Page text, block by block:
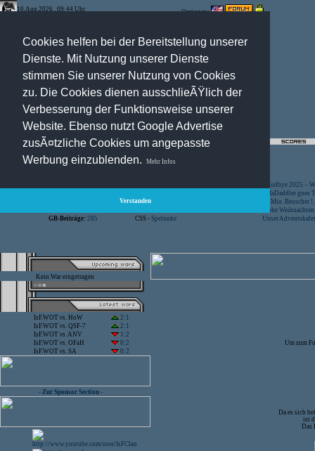
Cookies helfen bei der Bereitstellung unserer
Dienste. Mit Nutzung unserer Dienste
stimmen Sie unserer Nutzung von Cookies
zu. Die Cookies dienen ausschlieÃŸlich der
Verbesserung der Funktionsweise unserer
Website. Ebenso nutzt Google Advertise
zusÃ¤tzliche Cookies um angepasste
Werbung einzublenden.
Mehr Infos
Verstanden
10.Aug.2026 , 09:44 Uhr Optionen:
Goodbye 2025 –
SofaDaddler goes
CS -FunYard
40 Mio. Beuscher
Frohe
GB-Beiträge: 285 CSS - Spelunke Unser
Kein War eingetragen
IsF.WOT vs. HoW
2:1
IsF.WOT vs. QSF-7
2:1
IsF.WOT vs.ANV
1:2
IsF.WOT vs. OFaH
0:2
IsF.WOT vs. SA 0:2
- Zur Sponsor Section -
Um zum
Da es sich
ist
Das